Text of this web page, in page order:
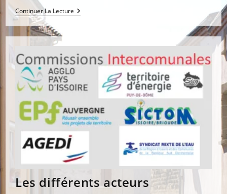
Continuer La LectureRéseau
De
Urbain
CHERPA
Les différents acteurs